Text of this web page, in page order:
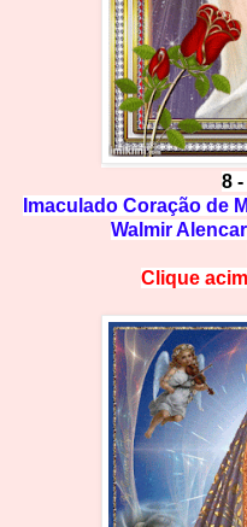
8
Imaculado Coração de
Walmir
Clique